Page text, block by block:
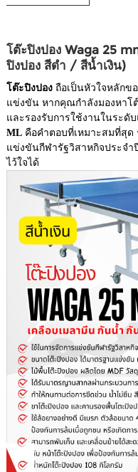
โต๊ะปิงปอง Waga 25
ปิงปอง สีดำ / สีน้ำเงิน)
โต๊ะปิงปอง ถือเป็นหัวใจหลักข
แข่งขัน หากคุณกำลังมองหาโ
และรองรับการใช้งานในระดั
ML คือคำตอบที่เหมาะสมที่สุด
แข่งขันกีฬารัฐวิสาหกิจประจ
ไว้ใจได้